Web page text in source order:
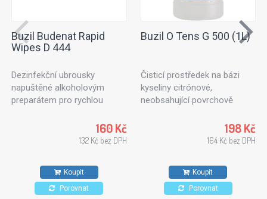
Buzil Budenat Rapid
Wipes D 444
Dezinfekční ubrousky
napuštěné alkoholovým
preparátem pro rychlou
utěrky vhodné pro použití v
potravinářském průmyslu,
povrchů odolných proti
působení alkoholů.
160 Kč
132 Kč bez DPH
Koupit
Porovnat
Buzil O Tens G 500 (1L)
Čisticí prostředek na bázi
kyseliny citrónové,
neobsahující povrchově
ošetřování textilních ploch
nebo čalouněného nábytku.
198 Kč
164 Kč bez DPH
Koupit
Porovnat